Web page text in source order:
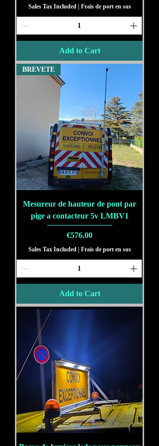
Sales Tax Included| Frais de port en sus
Add to Cart
BREVETE
Mesureur de hauteur de pont par
pige a contacteur 5v LMBV1
Price
€576.00
Sales Tax Included| Frais de port en sus
Add to Cart